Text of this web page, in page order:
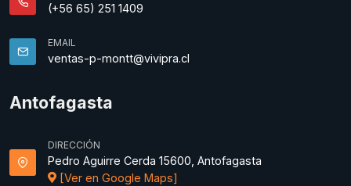
(+56 65) 251 1409
EMAIL
ventas-p-montt@vivipra.cl
Antofagasta
DIRECCIÓN
Pedro Aguirre Cerda 15600, Antofagasta
[Ver en Google Maps]